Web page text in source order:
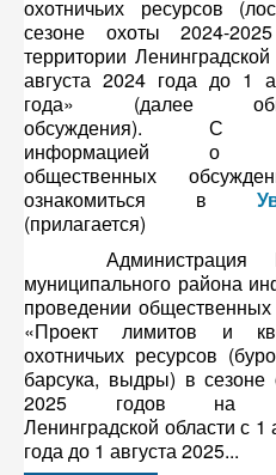
охотничьих ресурсов
сезоне охоты 2024-
территории
августа 2024 года до 1
года» (далее
обсуждения). С
информацией о
общественных
ознакомиться в
(прилагается)
Администрация
муниципального района
проведении
«Проект лимитов и
охотничьих ресурсов
барсука, выдры) в сезоне
2025 годов на
Ленинградской области с 1
года до 1 августа 2025...